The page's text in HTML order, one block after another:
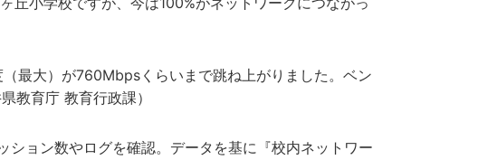
最大）が760Mbpsくらいまで跳ね上がりました。ベン
教育庁 教育行政課）
ョン数やログを確認。データを基に『校内ネットワー